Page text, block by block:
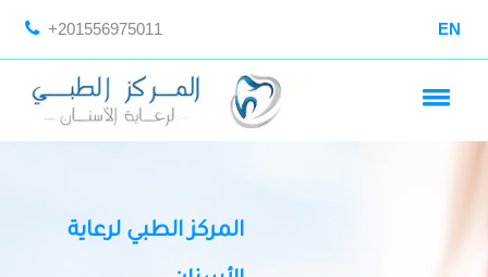
+201556975011 EN
المركز الطبي لرعاية